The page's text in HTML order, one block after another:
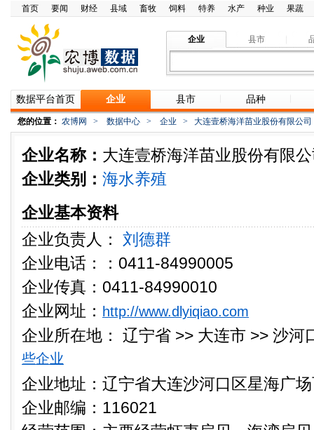
首页 要闻 财经 县域 畜牧 饲料 特养 水产 种业 果蔬
企业 县市
数据平台首页 企业 县市 品种
您的位置： 农博网 > 数据中心 > 企业 > 大连壹桥海洋苗业股份有限公司
企业名称： 大连壹桥海洋苗业股份有限
企业类别： 海水养殖
企业基本资料
企业负责人： 刘德群
企业电话：：0411-84990005
企业传真：0411-84990010
企业网址： http://www.dlyiqiao.com
企业所在地：
辽宁省 >> 大连市 >> 沙河
些企业
企业地址：辽宁省大连沙河口区星海广
企业邮编：116021